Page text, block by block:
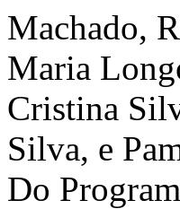
Machado,
Maria
Cristina
Silva, e
Do